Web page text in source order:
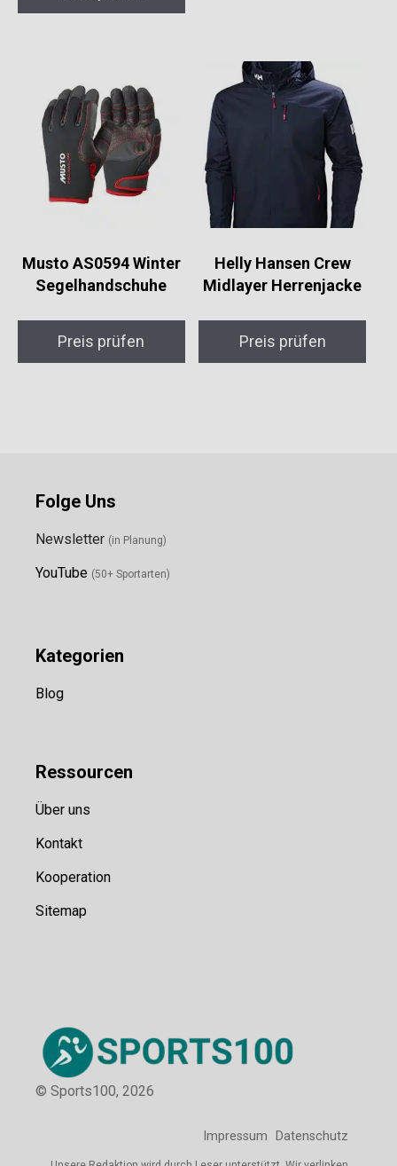
Musto AS0594 Winter
Segelhandschuhe
Preis prüfen
Helly Hansen Crew
Midlayer Herrenjacke
Preis prüfen
Folge Uns
Newsletter (in Planung)
YouTube (50+ Sportarten)
Kategorien
Blog
Ressourcen
Über uns
Kontakt
Kooperation
Sitemap
© Sports100, 2026
Impressum Datenschutz